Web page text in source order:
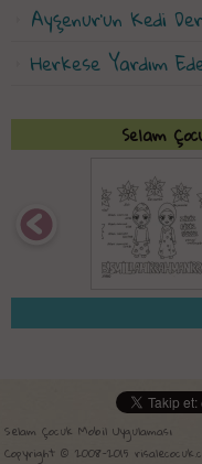
Ayşenur'un Kedi
Herkese Yardım
Selam
Selam Çocuk Mobil Uygulaması
Copyright © 2008-2015